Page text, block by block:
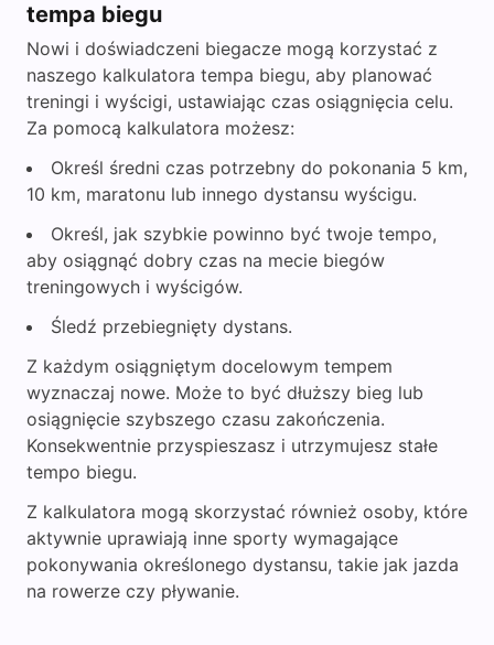
tempa biegu
Nowi i doświadczeni biegacze mogą korzystać z
naszego kalkulatora tempa biegu, aby planować
treningi i wyścigi, ustawiając czas osiągnięcia celu.
Za pomocą kalkulatora możesz:
Określ średni czas potrzebny do pokonania 5 km,
10 km, maratonu lub innego dystansu wyścigu.
Określ, jak szybkie powinno być twoje tempo,
aby osiągnąć dobry czas na mecie biegów
treningowych i wyścigów.
Śledź przebiegnięty dystans.
Z każdym osiągniętym docelowym tempem
wyznaczaj nowe. Może to być dłuższy bieg lub
osiągnięcie szybszego czasu zakończenia.
Konsekwentnie przyspieszasz i utrzymujesz stałe
tempo biegu.
Z kalkulatora mogą skorzystać również osoby, które
aktywnie uprawiają inne sporty wymagające
pokonywania określonego dystansu, takie jak jazda
na rowerze czy pływanie.